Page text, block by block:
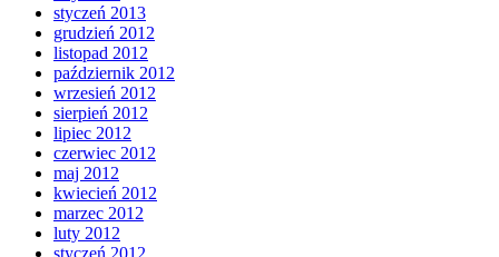
styczeń 2013
grudzień 2012
listopad 2012
październik 2012
wrzesień 2012
sierpień 2012
lipiec 2012
czerwiec 2012
maj 2012
kwiecień 2012
marzec 2012
luty 2012
styczeń 2012